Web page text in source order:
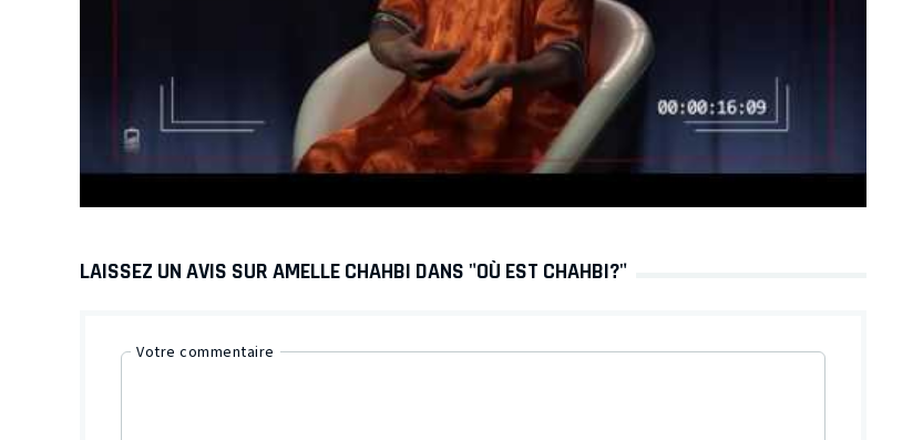
LAISSEZ UN AVIS SUR AMELLE CHAHBI DANS "OÙ EST CHAHBI?"
Votre commentaire